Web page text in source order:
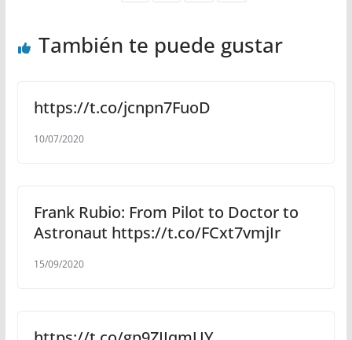
También te puede gustar
https://t.co/jcnpn7FuoD
10/07/2020
Frank Rubio: From Pilot to Doctor to
Astronaut https://t.co/FCxt7vmjIr
15/09/2020